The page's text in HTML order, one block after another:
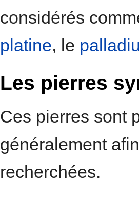
considérés
platine, le
Les pierres
Ces pierres sont
généralement
recherchées.